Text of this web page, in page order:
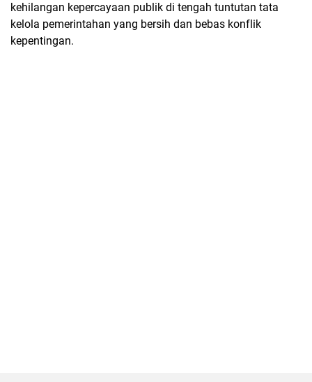
kehilangan kepercayaan publik di tengah tuntutan tata
kelola pemerintahan yang bersih dan bebas konflik
kepentingan.